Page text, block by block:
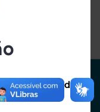
Oportunidades.
oferecidos